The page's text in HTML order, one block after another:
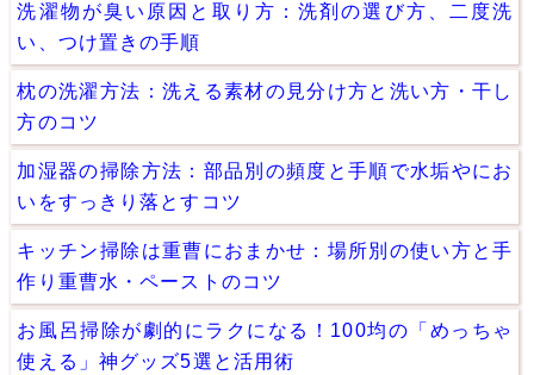
洗濯物が臭い原因と取り方：洗剤の選び方、二度洗
い、つけ置きの手順
枕の洗濯方法：洗える素材の見分け方と洗い方・干し
方のコツ
加湿器の掃除方法：部品別の頻度と手順で水垢やにお
いをすっきり落とすコツ
キッチン掃除は重曹におまかせ：場所別の使い方と手
作り重曹水・ペーストのコツ
お風呂掃除が劇的にラクになる！100均の「めっちゃ
使える」神グッズ5選と活用術